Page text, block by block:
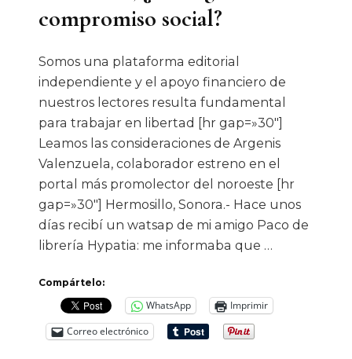
compromiso social?
Somos una plataforma editorial
independiente y el apoyo financiero de
nuestros lectores resulta fundamental
para trabajar en libertad [hr gap=»30″]
Leamos las consideraciones de Argenis
Valenzuela, colaborador estreno en el
portal más promolector del noroeste [hr
gap=»30″] Hermosillo, Sonora.- Hace unos
días recibí un watsap de mi amigo Paco de
librería Hypatia: me informaba que …
Compártelo:
WhatsApp
Imprimir
Correo electrónico